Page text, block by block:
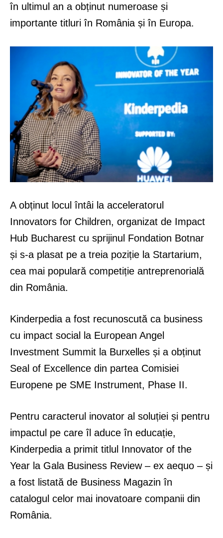
în ultimul an a obținut numeroase și
importante titluri în România și în Europa.
A obținut locul întâi la acceleratorul
Innovators for Children, organizat de Impact
Hub Bucharest cu sprijinul Fondation Botnar
și s-a plasat pe a treia poziție la Startarium,
cea mai populară competiție antreprenorială
din România.
Kinderpedia a fost recunoscută ca business
cu impact social la European Angel
Investment Summit la Burxelles și a obținut
Seal of Excellence din partea Comisiei
Europene pe SME Instrument, Phase II.
Pentru caracterul inovator al soluției și pentru
impactul pe care îl aduce în educație,
Kinderpedia a primit titlul Innovator of the
Year la Gala Business Review – ex aequo – și
a fost listată de Business Magazin în
catalogul celor mai inovatoare companii din
România.